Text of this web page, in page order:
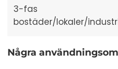
3-fas
bostäder/lokaler/
Några